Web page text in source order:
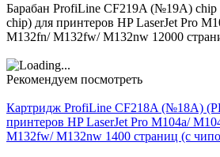
Барабан ProfiLine CF219A (№19A)
chip) для принтеров HP LaserJet Pro
M132fn/ M132fw/ M132nw 12000
Рекомендуем посмотреть
Картридж ProfiLine CF218A (№18A)
принтеров HP LaserJet Pro M104a/
M132fw/ M132nw 1400 страниц (с